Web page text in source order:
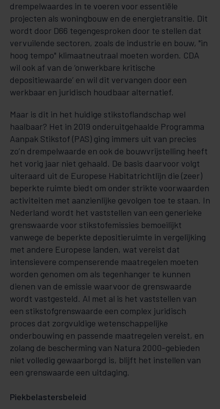
drempelwaardes in te voeren voor essentiële
projecten als woningbouw en de energietransitie. Dit
wordt door D66 tegengesproken door te stellen dat
vervuilende sectoren, zoals de industrie en bouw, "in
hoog tempo" klimaatneutraal moeten worden. CDA
wil ook af van de ‘onwerkbare kritische
depositiewaarde’ en wil dit vervangen door een
werkbaar en juridisch houdbaar alternatief.
Maar is dit in het huidige stikstoflandschap wel
haalbaar? Het in 2019 onderuitgehaalde Programma
Aanpak Stikstof (PAS) ging immers uit van precies
zo’n drempelwaarde en ook de bouwvrijstelling heeft
het vorig jaar niet gehaald. De basis daarvoor volgt
uiteraard uit de Europese Habitatrichtlijn die (zeer)
beperkte ruimte biedt om onder strikte voorwaarden
activiteiten met aanzienlijke gevolgen toe te staan. In
Nederland wordt het vaststellen van een generieke
grenswaarde voor stikstofemissies bemoeilijkt
vanwege de beperkte depositieruimte in vergelijking
met andere Europese landen, wat vereist dat
intensievere compenserende maatregelen moeten
worden genomen om als tegenhanger te kunnen
dienen van de emissie waarvoor de grenswaarde
wordt vastgesteld. Al met al is het vaststellen van
een stikstofgrenswaarde een complex juridisch
proces dat zorgvuldige wetenschappelijke
onderbouwing en passende maatregelen vereist, en
zolang de bescherming van Natura 2000-gebieden
niet volledig gewaarborgd is, blijft het instellen van
een grenswaarde een uitdaging.
Piekbelastersbeleid